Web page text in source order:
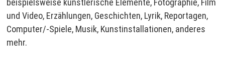
beispielsweise künstlerische Elemente, Fotographie, Film
und Video, Erzählungen, Geschichten, Lyrik, Reportagen,
Computer/-Spiele, Musik, Kunstinstallationen, anderes
mehr.